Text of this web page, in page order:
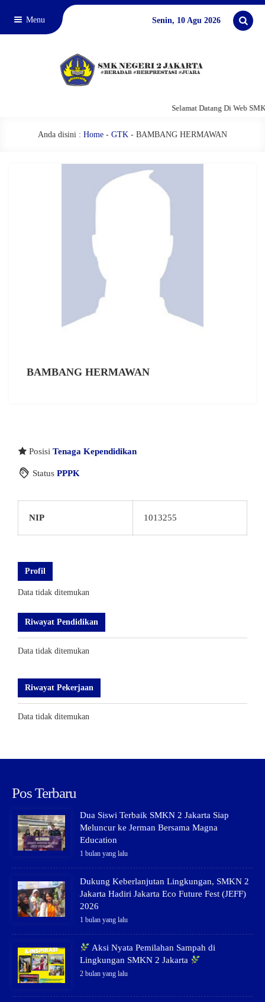
Menu Senin, 10 Agu 2026
Selamat Datang Di Web
Anda disini : Home - GTK - BAMBANG HERMAWAN
BAMBANG HERMAWAN
Posisi Tenaga Kependidikan
Status PPPK
NIP 1013255
Profil
Data tidak ditemukan
Riwayat Pendidikan
Data tidak ditemukan
Riwayat Pekerjaan
Data tidak ditemukan
Pos Terbaru
Dua Siswi Terbaik SMKN 2 Jakarta Siap
Meluncur ke Jerman Bersama Magna
Education
1 bulan yang lalu
Dukung Keberlanjutan Lingkungan, SMKN 2
Jakarta Hadiri Jakarta Eco Future Fest (JEFF)
2026
1 bulan yang lalu
Aksi Nyata Pemilahan Sampah di
Lingkungan SMKN 2 Jakarta
2 bulan yang lalu